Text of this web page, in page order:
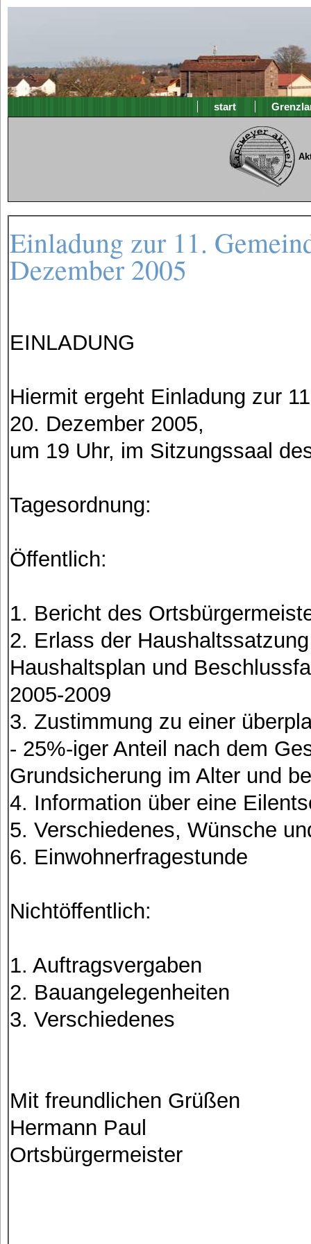
start
Einladung zur 11.
Dezember 2005
EINLADUNG
Hiermit ergeht Einladung zur
20. Dezember 2005,
um 19 Uhr, im Sitzungssaal
Tagesordnung:
Öffentlich:
1. Bericht des
2. Erlass der
Haushaltsplan und
2005-2009
3. Zustimmung zu einer
- 25%-iger Anteil nach dem
Grundsicherung im Alter und
4. Information über eine
5. Verschiedenes, Wünsche
6. Einwohnerfragestunde
Nichtöffentlich:
1. Auftragsvergaben
2. Bauangelegenheiten
3. Verschiedenes
Mit freundlichen Grüßen
Hermann Paul
Ortsbürgermeister